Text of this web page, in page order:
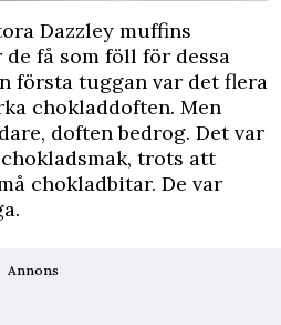
Dazzley muffins
få som föll för dessa
första tuggan var det flera
chokladdoften. Men
doften bedrog. Det var
trots att
chokladbitar. De var
Annons